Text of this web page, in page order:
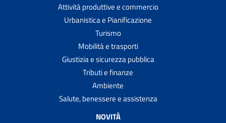
Attività produttive e commercio
Urbanistica e Pianificazione
Turismo
Mobilità e trasporti
Giustizia e sicurezza pubblica
Tributi e finanze
Ambiente
Salute, benessere e assistenza
NOVITÀ